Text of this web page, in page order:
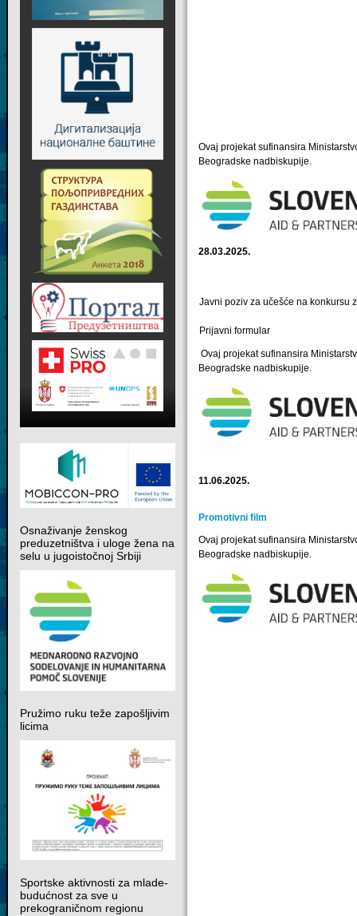
Ovaj projekat sufinansira
Beogradske nadbiskupije.
28.03.2025.
Javni poziv za učešće na konkursu
Prijavni formular
Ovaj projekat sufinansira
Beogradske nadbiskupije.
11.06.2025.
Promotivni film
Ovaj projekat sufinansira
Beogradske nadbiskupije.
Osnaživanje ženskog
preduzetništva i uloge žena na
selu u jugoistočnoj Srbiji
Pružimo ruku teže zapošljivim
licima
Sportske aktivnosti za mlade-
budućnost za sve u
prekograničnom regionu